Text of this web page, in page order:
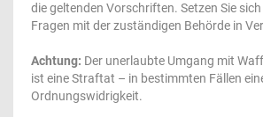
die geltenden Vorschriften. Setzen Sie
Fragen mit der zuständigen Behörde in
Achtung: Der unerlaubte Umgang mit
ist eine Straftat – in bestimmten Fällen
Ordnungswidrigkeit.